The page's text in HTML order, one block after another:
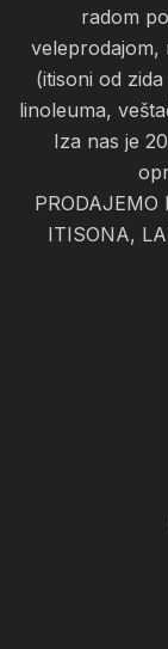
radom
veleprodajom,
(itisoni od
linoleuma,
Iza nas je
ITISONA,